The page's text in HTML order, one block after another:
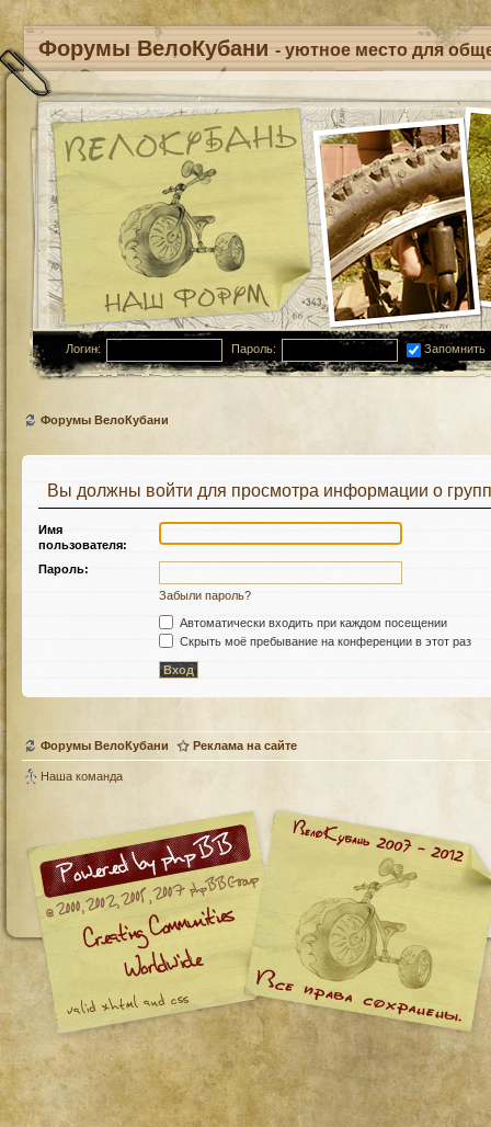
Форумы ВелоКубани - уютное место для
Логин: Пароль: Запомнить
Форумы ВелоКубани
Вы должны войти для просмотра информации о
Имя
пользователя:
Пароль:
Забыли пароль?
Автоматически входить при каждом посещении
Скрыть моё пребывание на конференции в этот раз
Форумы ВелоКубани Реклама на сайте
Наша команда